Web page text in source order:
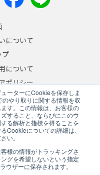
ーターにCookieを保存しま
やり取りに関する情報を収
す。この情報は、お客様の
すること、ならびにこのウ
る解析と指標を得ることを
Cookieについての詳細は、
い。
様の情報がトラッキングさ
グを希望しないという指定
ウザーに保存されます。
について
プ
について
ポリシー
応について
Limited